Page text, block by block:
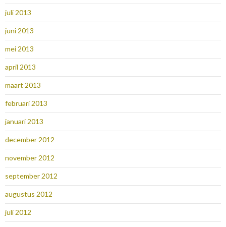
juli 2013
juni 2013
mei 2013
april 2013
maart 2013
februari 2013
januari 2013
december 2012
november 2012
september 2012
augustus 2012
juli 2012